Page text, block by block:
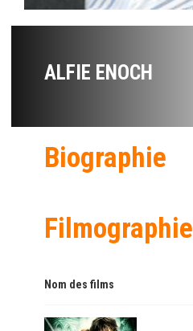
ALFIE ENOCH
Biographie
Filmographie
Nom des films